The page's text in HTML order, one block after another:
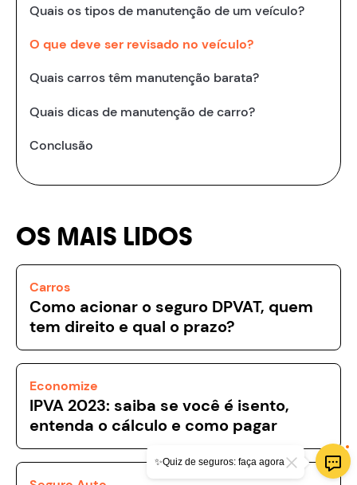
Quais os tipos de manutenção de um veículo?
O que deve ser revisado no veículo?
Quais carros têm manutenção barata?
Quais dicas de manutenção de carro?
Conclusão
OS MAIS LIDOS
Carros
Como acionar o seguro DPVAT, quem
tem direito e qual o prazo?
Economize
IPVA 2023: saiba se você é isento,
entenda o cálculo e como pagar
✨Quiz de seguros: faça agora